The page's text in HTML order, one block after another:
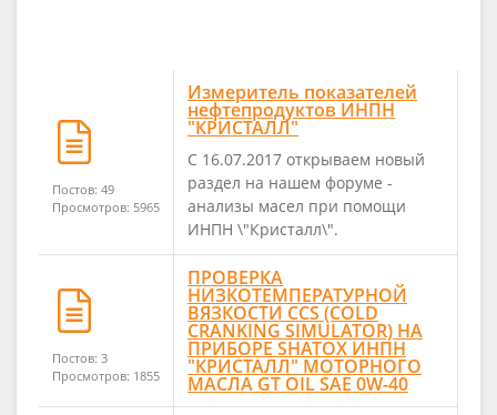
Постов: 49
Просмотров: 5965
Измеритель показателей
нефтепродуктов ИНПН
"КРИСТАЛЛ"
С 16.07.2017 открываем новый
раздел на нашем форуме -
анализы масел при помощи
ИНПН \"Кристалл\".
Постов: 3
Просмотров: 1855
ПРОВЕРКА
НИЗКОТЕМПЕРАТУРНОЙ
ВЯЗКОСТИ CCS (COLD
CRANKING SIMULATOR) НА
ПРИБОРЕ SHATOX ИНПН
"КРИСТАЛЛ" МОТОРНОГО
МАСЛА GT OIL SAE 0W-40